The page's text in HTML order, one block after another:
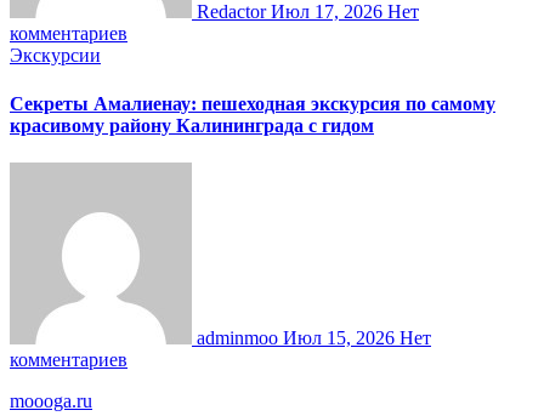
RedactorИюл 17, 2026 Нет
комментариев
Экскурсии
Секреты Амалиенау: пешеходная экскурсия по самому
красивому району Калининграда с гидом
adminmoo Июл 15, 2026 Нет
комментариев
moooga.ru